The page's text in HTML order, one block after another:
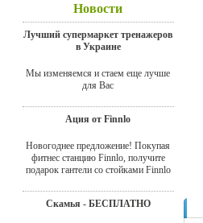
Новости
Лучший супермаркет тренажеров
в Украине
Мы изменяемся и стаем еще лучше
для Вас
Ация от Finnlo
Новогоднее предложение! Покупая
фитнес станцию Finnlo, получите
подарок гантели со стойками Finnlo
Скамья - БЕСПЛАТНО